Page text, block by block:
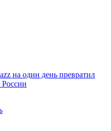
на один день превратил